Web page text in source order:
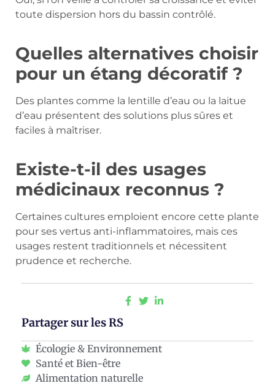
toute dispersion hors du bassin contrôlé.
Quelles alternatives choisir
pour un étang décoratif ?
Des plantes comme la lentille d’eau ou la laitue
d’eau présentent des solutions plus sûres et
faciles à maîtriser.
Existe-t-il des usages
médicinaux reconnus ?
Certaines cultures emploient encore cette plante
pour ses vertus anti-inflammatoires, mais ces
usages restent traditionnels et nécessitent
prudence et recherche.
Partager sur les RS
Écologie & Environnement
Santé et Bien-être
Alimentation naturelle